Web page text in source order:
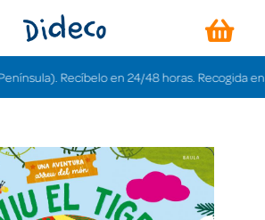
Recíbelo en 24/48 horas. Recogida en